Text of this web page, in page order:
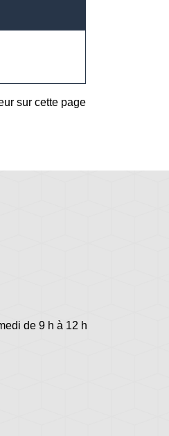
sur cette page
de 9 h à 12 h